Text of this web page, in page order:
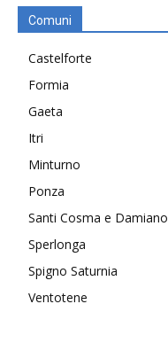
Comuni
Castelforte
Formia
Gaeta
Itri
Minturno
Ponza
Santi Cosma e Damiano
Sperlonga
Spigno Saturnia
Ventotene